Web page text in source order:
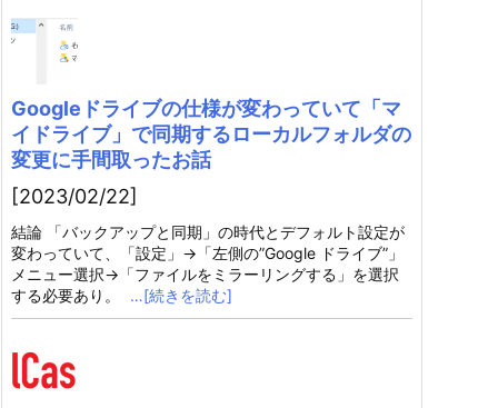
Googleドライブの仕様が変わっていて「マ
イドライブ」で同期するローカルフォルダの
変更に手間取ったお話
[2023/02/22]
結論 「バックアップと同期」の時代とデフォルト設定が
変わっていて、「設定」→「左側の”Google ドライブ”」
メニュー選択→「ファイルをミラーリングする」を選択
する必要あり。
…[続きを読む]